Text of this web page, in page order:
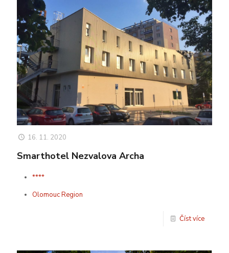
16. 11. 2020
Smarthotel Nezvalova Archa
****
Olomouc Region
Číst více